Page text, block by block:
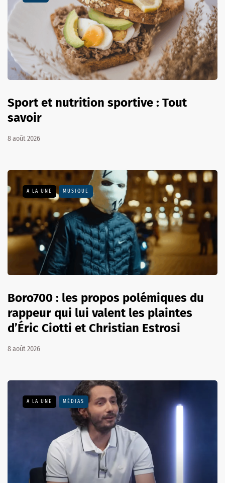
Sport et nutrition sportive : Tout
savoir
8 août 2026
A LA UNE MUSIQUE
Boro700 : les propos polémiques du
rappeur qui lui valent les plaintes
d’Éric Ciotti et Christian Estrosi
8 août 2026
A LA UNE MÉDIAS